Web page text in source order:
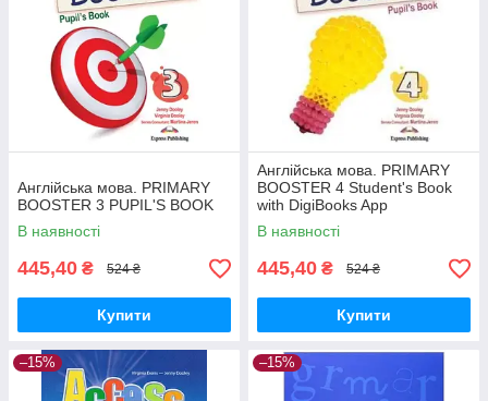
Англійська мова. PRIMARY
BOOSTER 3 PUPIL'S BOOK
В наявності
445,40 ₴ 524 ₴
Купити
Англійська мова. PRIMARY
BOOSTER 4 Student's Book
with DigiBooks App
В наявності
445,40 ₴ 524 ₴
Купити
–15% –15%